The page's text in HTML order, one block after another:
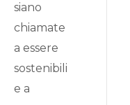
siano
chiamate
a essere
sostenibili
e a